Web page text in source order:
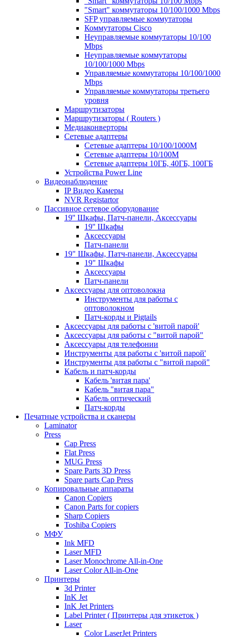
"Smart" коммутаторы 10/100/1000 Mbps
SFP управляемые коммутаторы
Коммутаторы Cisco
Неуправляемые коммутаторы 10/100
Mbps
Неуправляемые коммутаторы
10/100/1000 Mbps
Управляемые коммутаторы 10/100/1000
Mbps
Управляемые коммутаторы третьего
уровня
Маршрутизаторы
Маршрутизаторы ( Routers )
Медиаконверторы
Сетевые адаптеры
Сетевые адаптеры 10/100/1000М
Сетевые адаптеры 10/100M
Сетевые адаптеры 10ГБ, 40ГБ, 100ГБ
Устройства Power Line
Видеонаблюдение
IP Видео Камеры
NVR Registartor
Пассивное сетевое оборудование
19'' Шкафы, Патч-панели, Аксессуары
19'' Шкафы
Аксессуары
Патч-панели
19" Шкафы, Патч-панели, Аксессуары
19" Шкафы
Аксессуары
Патч-панели
Аксессуары для оптоволокна
Инструменты для работы с
оптоволокном
Патч-корды и Pigtails
Аксессуары для работы с 'витой парой'
Аксессуары для работы с "витой парой"
Аксессуары для телефонии
Инструменты для работы с 'витой парой'
Инструменты для работы с "витой парой"
Кабель и патч-корды
Кабель 'витая пара'
Кабель "витая пара"
Кабель оптический
Патч-корды
Печатные устройства и сканеры
Laminator
Press
Cap Press
Flat Press
MUG Press
Spare Parts 3D Press
Spare parts Cap Press
Копировальные аппараты
Canon Copiers
Canon Parts for copiers
Sharp Copiers
Toshiba Copiers
МФУ
Ink MFD
Laser MFD
Laser Monochrome All-in-One
Laser Color All-in-One
Принтеры
3d Printer
InK Jet
InK Jet Printers
Label Printer ( Принтеры для этикеток )
Laser
Color LaserJet Printers